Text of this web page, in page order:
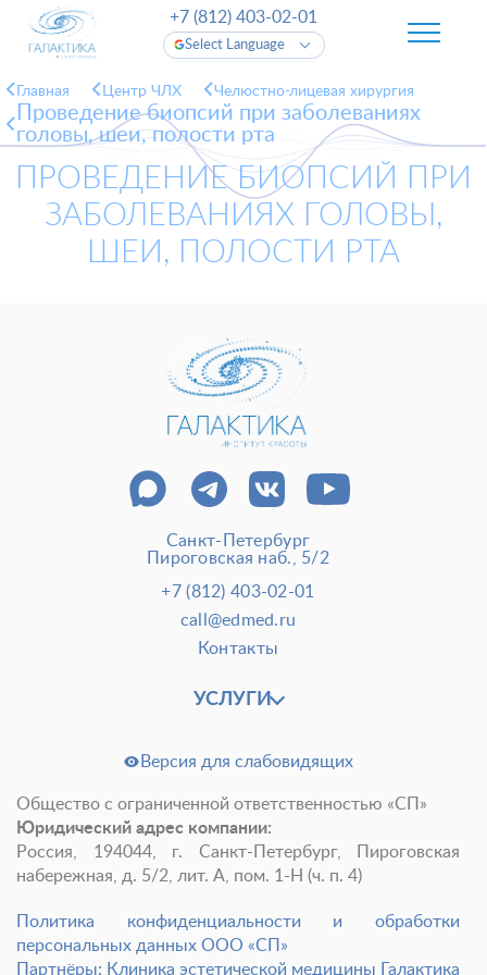
Пластические операции
Пластические хирурги
Анализы перед операцией
До и после пластической операции
Внести предоплату
Процедуры Врачи-косметологи
Пациентам косметологии Оборудование
До и после косметологии
О клинике
Новости и СМИ Cтатьи и публикации
Программа лояльности и подарочные сертификаты
Отзывы Безопасность
Select Language
+7 (812) 403-02-01
Главная Центр ЧЛХ Челюстно-лицевая хирургия
Проведение биопсий при заболеваниях
головы, шеи, полости рта
ПРОВЕДЕНИЕ БИОПСИЙ ПРИ
ЗАБОЛЕВАНИЯХ ГОЛОВЫ,
ШЕИ, ПОЛОСТИ РТА
Санкт-Петербург
Пироговская наб., 5/2
+7 (812) 403-02-01
call@edmed.ru
Контакты
УСЛУГИ
Версия для слабовидящих
Общество с ограниченной ответственностью «СП»
Юридический адрес компании:
Россия, 194044, г. Санкт-Петербург, Пироговская
набережная, д. 5/2, лит. А, пом. 1-Н (ч. п. 4)
Политика конфиденциальности и обработки
персональных данных ООО «СП»
Партнёры: Клиника эстетической медицины Галактика